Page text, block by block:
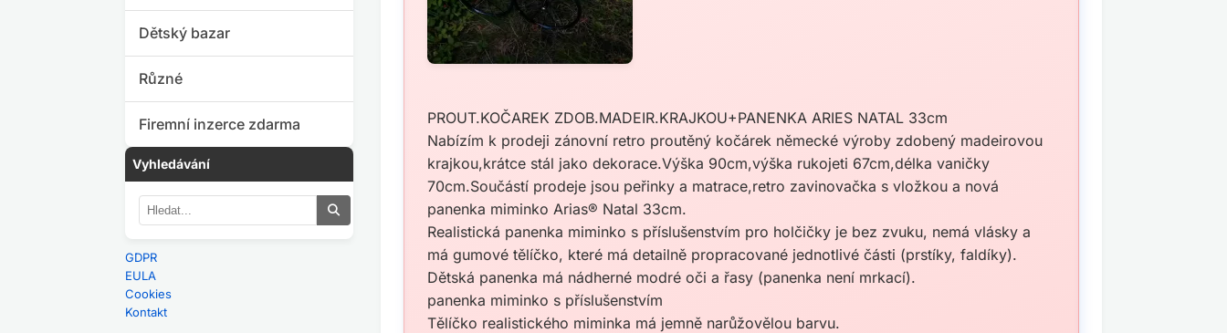
Dětský bazar
Různé
Firemní inzerce zdarma
Vyhledávání
GDPR
EULA
Cookies
Kontakt
PROUT.KOČAREK ZDOB.MADEIR.KRAJKOU+PANENKA ARIES NATAL 33cm
Nabízím k prodeji zánovní retro proutěný kočárek německé výroby zdobený madeirovou
krajkou,krátce stál jako dekorace.Výška 90cm,výška rukojeti 67cm,délka vaničky
70cm.Součástí prodeje jsou peřinky a matrace,retro zavinovačka s vložkou a nová
panenka miminko Arias® Natal 33cm.
Realistická panenka miminko s příslušenstvím pro holčičky je bez zvuku, nemá vlásky a
má gumové tělíčko, které má detailně propracované jednotlivé části (prstíky, faldíky).
Dětská panenka má nádherné modré oči a řasy (panenka není mrkací).
panenka miminko s příslušenstvím
Tělíčko realistického miminka má jemně narůžovělou barvu.